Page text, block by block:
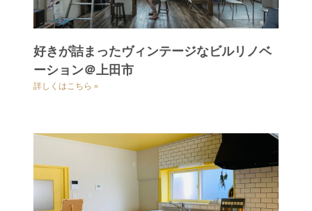
好きが詰まったヴィンテージなビルリノベ
ーション＠上田市
詳しくはこちら »